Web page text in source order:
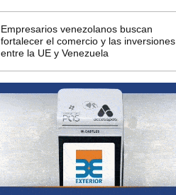
Empresarios venezolanos buscan
fortalecer el comercio y las inversiones
entre la UE y Venezuela